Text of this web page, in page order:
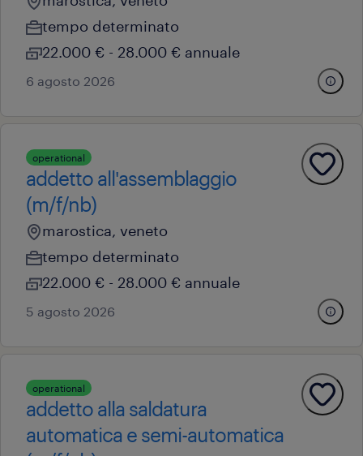
tempo determinato
22.000 € - 28.000 € annuale
6 agosto 2026
operational
addetto all'assemblaggio
(m/f/nb)
marostica, veneto
tempo determinato
22.000 € - 28.000 € annuale
5 agosto 2026
operational
addetto alla saldatura
automatica e semi-automatica